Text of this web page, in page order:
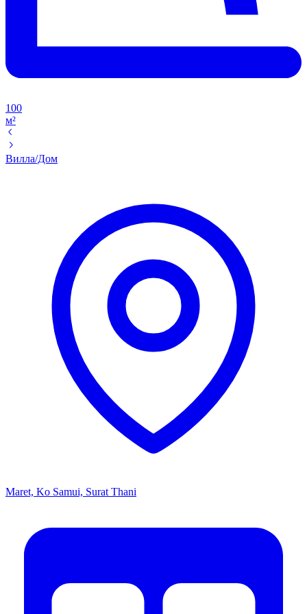
100
м²
Вилла/Дом
Maret, Ko Samui, Surat Thani